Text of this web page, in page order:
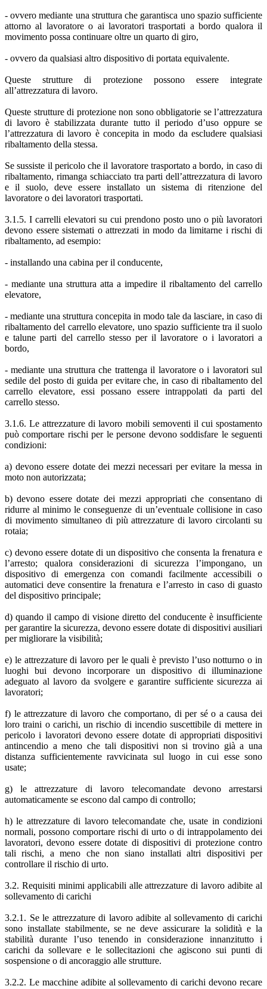
- ovvero mediante una struttura che garantisca uno spazio sufficiente
attorno al lavoratore o ai lavoratori trasportati a bordo qualora il
movimento possa continuare oltre un quarto di giro,
- ovvero da qualsiasi altro dispositivo di portata equivalente.
Queste strutture di protezione possono essere integrate
all’attrezzatura di lavoro.
Queste strutture di protezione non sono obbligatorie se l’attrezzatura
di lavoro è stabilizzata durante tutto il periodo d’uso oppure se
l’attrezzatura di lavoro è concepita in modo da escludere qualsiasi
ribaltamento della stessa.
Se sussiste il pericolo che il lavoratore trasportato a bordo, in caso di
ribaltamento, rimanga schiacciato tra parti dell’attrezzatura di lavoro
e il suolo, deve essere installato un sistema di ritenzione del
lavoratore o dei lavoratori trasportati.
3.1.5. I carrelli elevatori su cui prendono posto uno o più lavoratori
devono essere sistemati o attrezzati in modo da limitarne i rischi di
ribaltamento, ad esempio:
- installando una cabina per il conducente,
- mediante una struttura atta a impedire il ribaltamento del carrello
elevatore,
- mediante una struttura concepita in modo tale da lasciare, in caso di
ribaltamento del carrello elevatore, uno spazio sufficiente tra il suolo
e talune parti del carrello stesso per il lavoratore o i lavoratori a
bordo,
- mediante una struttura che trattenga il lavoratore o i lavoratori sul
sedile del posto di guida per evitare che, in caso di ribaltamento del
carrello elevatore, essi possano essere intrappolati da parti del
carrello stesso.
3.1.6. Le attrezzature di lavoro mobili semoventi il cui spostamento
può comportare rischi per le persone devono soddisfare le seguenti
condizioni:
a) devono essere dotate dei mezzi necessari per evitare la messa in
moto non autorizzata;
b) devono essere dotate dei mezzi appropriati che consentano di
ridurre al minimo le conseguenze di un’eventuale collisione in caso
di movimento simultaneo di più attrezzature di lavoro circolanti su
rotaia;
c) devono essere dotate di un dispositivo che consenta la frenatura e
l’arresto; qualora considerazioni di sicurezza l’impongano, un
dispositivo di emergenza con comandi facilmente accessibili o
automatici deve consentire la frenatura e l’arresto in caso di guasto
del dispositivo principale;
d) quando il campo di visione diretto del conducente è insufficiente
per garantire la sicurezza, devono essere dotate di dispositivi ausiliari
per migliorare la visibilità;
e) le attrezzature di lavoro per le quali è previsto l’uso notturno o in
luoghi bui devono incorporare un dispositivo di illuminazione
adeguato al lavoro da svolgere e garantire sufficiente sicurezza ai
lavoratori;
f) le attrezzature di lavoro che comportano, di per sé o a causa dei
loro traini o carichi, un rischio di incendio suscettibile di mettere in
pericolo i lavoratori devono essere dotate di appropriati dispositivi
antincendio a meno che tali dispositivi non si trovino già a una
distanza sufficientemente ravvicinata sul luogo in cui esse sono
usate;
g) le attrezzature di lavoro telecomandate devono arrestarsi
automaticamente se escono dal campo di controllo;
h) le attrezzature di lavoro telecomandate che, usate in condizioni
normali, possono comportare rischi di urto o di intrappolamento dei
lavoratori, devono essere dotate di dispositivi di protezione contro
tali rischi, a meno che non siano installati altri dispositivi per
controllare il rischio di urto.
3.2. Requisiti minimi applicabili alle attrezzature di lavoro adibite al
sollevamento di carichi
3.2.1. Se le attrezzature di lavoro adibite al sollevamento di carichi
sono installate stabilmente, se ne deve assicurare la solidità e la
stabilità durante l’uso tenendo in considerazione innanzitutto i
carichi da sollevare e le sollecitazioni che agiscono sui punti di
sospensione o di ancoraggio alle strutture.
3.2.2. Le macchine adibite al sollevamento di carichi devono recare